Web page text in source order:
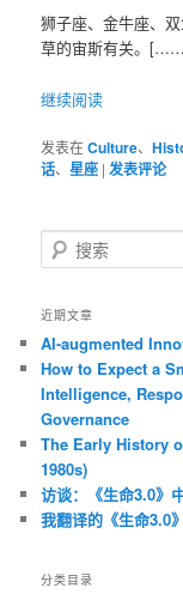
域
域
狮子座、金牛座、
草的宙斯有关。
继续阅读
发表在Culture、
话、星座 |发表评论
搜
索
近期文章
AI-augmented
How to Expect a
Intelligence,
Governance
The Early History
1980s)
访谈：《生命3.0》
我翻译的《生命3.0
分类目录